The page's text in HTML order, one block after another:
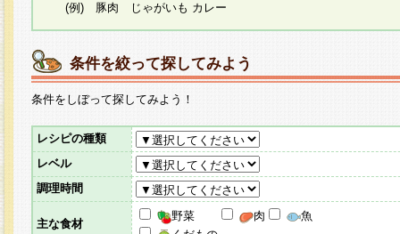
(例) 豚肉 じゃがいも カレー
条件を絞って探してみよう
条件をしぼって探してみよう！
レシピの種類
レベル
調理時間
主な食材
野菜 肉
魚